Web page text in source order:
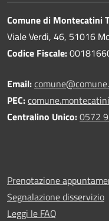
Comune di Montecatini
Viale Verdi, 46, 51016
Codice Fiscale:
Email:
PEC:
Centralino Unico:0572
Prenotazione
Segnalazione disservizio
Leggi le FAQ